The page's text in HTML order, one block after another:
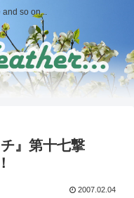
and so on...
チ』第十七撃
2007.02.04